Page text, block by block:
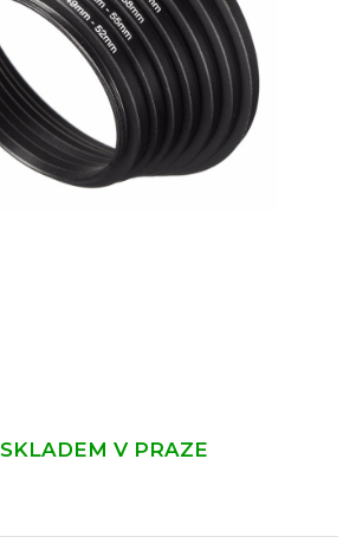
SKLADEM V PRAZE